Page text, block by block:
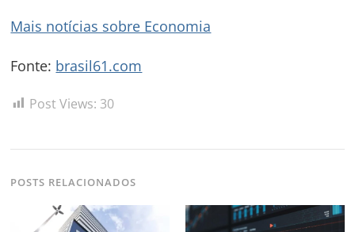
Mais notícias sobre Economia
Fonte: brasil61.com
Post Views: 30
POSTS RELACIONADOS